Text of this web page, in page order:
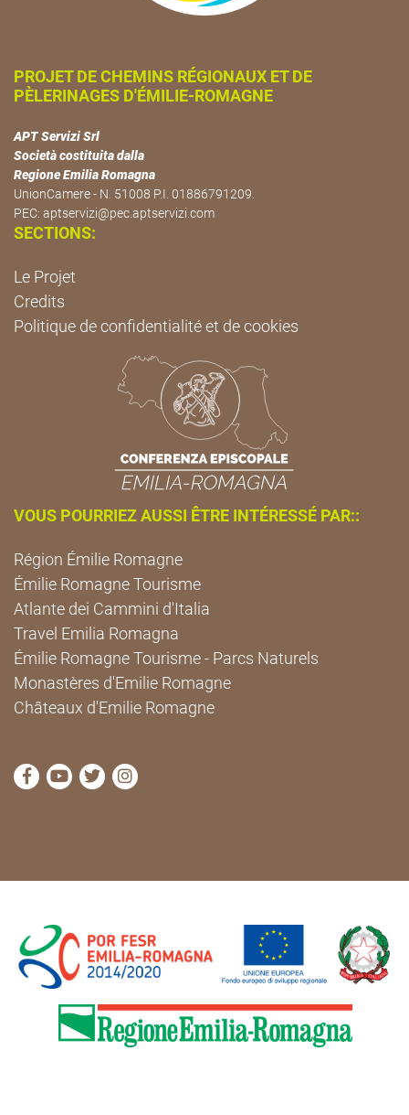
PROJET DE CHEMINS RÉGIONAUX ET DE
PÈLERINAGES D'ÉMILIE-ROMAGNE
APT Servizi Srl
Società costituita dalla
Regione Emilia Romagna
UnionCamere - N. 51008 P.I. 01886791209.
PEC: aptservizi@pec.aptservizi.com
SECTIONS:
Le Projet
Credits
Politique de confidentialité et de cookies
VOUS POURRIEZ AUSSI ÊTRE INTÉRESSÉ PAR::
Région Émilie Romagne
Émilie Romagne Tourisme
Atlante dei Cammini d'Italia
Travel Emilia Romagna
Émilie Romagne Tourisme - Parcs Naturels
Monastères d'Emilie Romagne
Châteaux d'Emilie Romagne
Visitez la page Facebook de Cammini Emilia-
Visitez la page YouTube de Cammini Emilia-
Visitez la page Twitter de Cammini Emilia-
Visitez la page Instagram de Cammini